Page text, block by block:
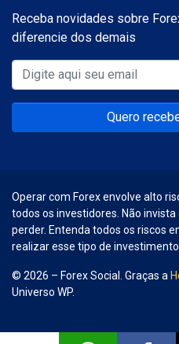
Receba novidades sobre
diferencie dos demais
Quero
Operar com Forex envolve alto
todos os investidores. Não
perder. Entenda todos os riscos
realizar esse tipo de
© 2026 – Forex Social. Graças a
Universo WP.